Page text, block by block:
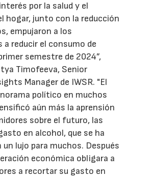
por la salud y el
hogar, junto con la reducción
empujaron a los
a reducir el consumo de
semestre de 2024”,
Timofeeva, Senior
Manager de IWSR. "El
político en muchos
aún más la aprensión
sobre el futuro, las
en alcohol, que se ha
lujo para muchos. Después
económica obligara a
a recortar su gasto en